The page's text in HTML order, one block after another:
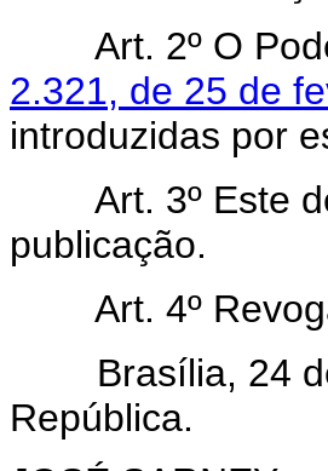
Art. 2º O
2.321, de 25 de
introduzidas por
Art. 3º Este
publicação.
Art. 4º
Brasília, 24 de
República.